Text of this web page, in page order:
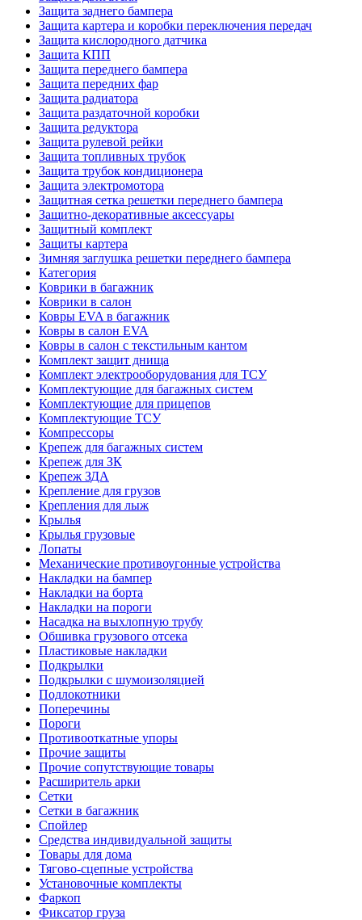
Защита заднего бампера
Защита картера и коробки переключения передач
Защита кислородного датчика
Защита КПП
Защита переднего бампера
Защита передних фар
Защита радиатора
Защита раздаточной коробки
Защита редуктора
Защита рулевой рейки
Защита топливных трубок
Защита трубок кондиционера
Защита электромотора
Защитная сетка решетки переднего бампера
Защитно-декоративные аксессуары
Защитный комплект
Защиты картера
Зимняя заглушка решетки переднего бампера
Категория
Коврики в багажник
Коврики в салон
Ковры EVA в багажник
Ковры в салон EVA
Ковры в салон с текстильным кантом
Комплект защит днища
Комплект электрооборудования для ТСУ
Комплектующие для багажных систем
Комплектующие для прицепов
Комплектующие ТСУ
Компрессоры
Крепеж для багажных систем
Крепеж для ЗК
Крепеж ЗДА
Крепление для грузов
Крепления для лыж
Крылья
Крылья грузовые
Лопаты
Механические противоугонные устройства
Накладки на бампер
Накладки на борта
Накладки на пороги
Насадка на выхлопную трубу
Обшивка грузового отсека
Пластиковые накладки
Подкрылки
Подкрылки с шумоизоляцией
Подлокотники
Поперечины
Пороги
Противооткатные упоры
Прочие защиты
Прочие сопутствующие товары
Расширитель арки
Сетки
Сетки в багажник
Спойлер
Средства индивидуальной защиты
Товары для дома
Тягово-сцепные устройства
Установочные комплекты
Фаркоп
Фиксатор груза